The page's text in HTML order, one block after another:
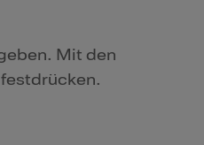
Mit den